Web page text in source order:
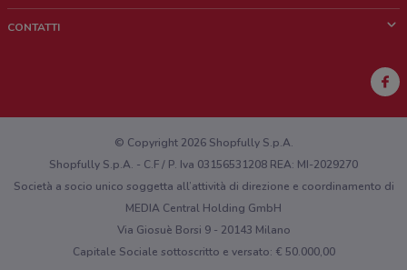
Lavora con noi
Richieste commerciali e marketing
CONTATTI
Hai un malfunzionamento sul web o sull'app?
© Copyright 2026 Shopfully S.p.A.
Shopfully S.p.A. - C.F / P. Iva 03156531208 REA: MI-2029270
Società a socio unico soggetta all’attività di direzione e coordinamento di
MEDIA Central Holding GmbH
Via Giosuè Borsi 9 - 20143 Milano
Capitale Sociale sottoscritto e versato: € 50.000,00